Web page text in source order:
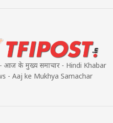
- आज के मुख्य समाचार - Hindi Khabar
- Aaj ke Mukhya Samachar